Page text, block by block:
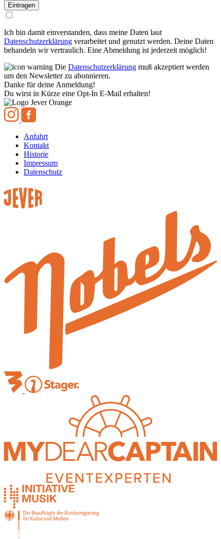
Ich bin damit einverstanden, dass meine Daten laut
Datenschutzerklärung verarbeitet und genutzt werden. Deine Daten
behandeln wir vertraulich. Eine Abmeldung ist jederzeit möglich!
Die Datenschutzerklärung muß akzeptiert werden
um den Newsletter zu abonnieren.
Danke für deine Anmeldung!
Du wirst in Kürze eine Opt-In E-Mail erhalten!
Anfahrt
Kontakt
Historie
Impressum
Datenschutz